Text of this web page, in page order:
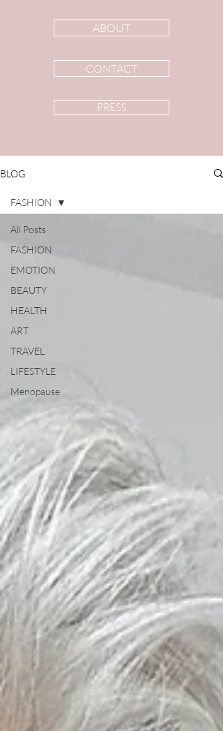
ABOUT
CONTACT
PRESS
BLOG
All Posts
FASHION
EMOTION
BEAUTY
HEALTH
ART
TRAVEL
LIFESTYLE
Menopause
FASHION